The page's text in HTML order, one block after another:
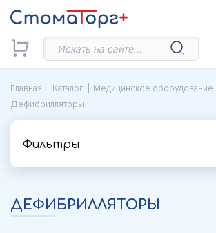
Главная Каталог
Медицинское оборудование
Дефибрилляторы
Фильтры
ДЕФИБРИЛЛЯТОРЫ